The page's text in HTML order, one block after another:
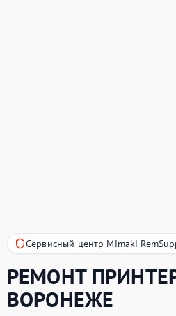
Сервисный центр Mimaki
РЕМОНТ
ВОРОНЕЖЕ